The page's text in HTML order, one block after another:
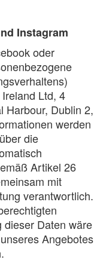
Instagram
oder
Ltd, 4
Harbour, Dublin 2,
werden
die
Artikel 26
mit
verantwortlich.
dieser Daten wäre
Angebotes